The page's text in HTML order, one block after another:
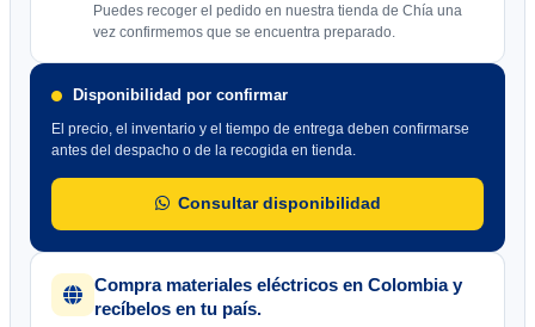
Puedes recoger el pedido en nuestra tienda de Chía una
vez confirmemos que se encuentra preparado.
Disponibilidad por confirmar
El precio, el inventario y el tiempo de entrega deben confirmarse
antes del despacho o de la recogida en tienda.
Consultar disponibilidad
Compra materiales eléctricos en Colombia y
recíbelos en tu país.